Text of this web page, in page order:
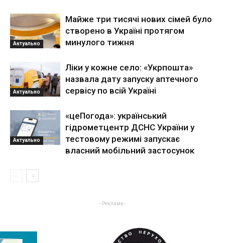
Актуально
Майже три тисячі нових сімей було
створено в Україні протягом
минулого тижня
Актуально
Ліки у кожне село: «Укрпошта»
назвала дату запуску аптечного
сервісу по всій Україні
Актуально
«цеПогода»: український
гідрометцентр ДСНС України у
тестовому режимі запускає
власний мобільний застосунок
- Реклама -